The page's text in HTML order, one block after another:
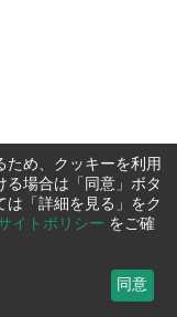
ため、クッキーを利用
る場合は「同意」ボタ
は「詳細を見る」をク
イトポリシー をご確
同意